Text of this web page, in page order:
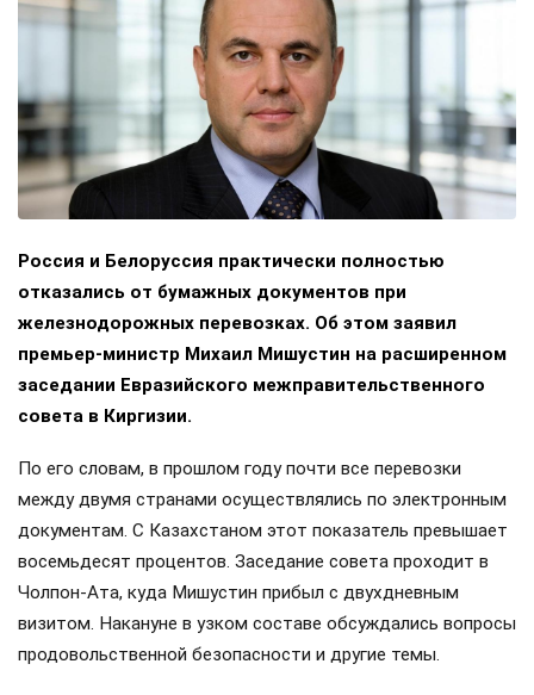
Россия и Белоруссия практически полностью
отказались от бумажных документов при
железнодорожных перевозках. Об этом заявил
премьер-министр Михаил Мишустин на расширенном
заседании Евразийского межправительственного
совета в Киргизии.
По его словам, в прошлом году почти все перевозки
между двумя странами осуществлялись по электронным
документам. С Казахстаном этот показатель превышает
восемьдесят процентов. Заседание совета проходит в
Чолпон-Ата, куда Мишустин прибыл с двухдневным
визитом. Накануне в узком составе обсуждались вопросы
продовольственной безопасности и другие темы.